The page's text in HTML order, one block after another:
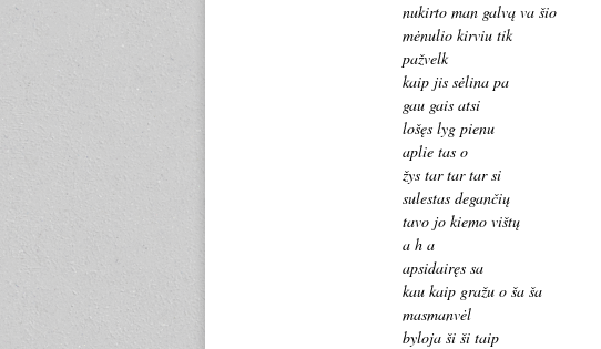
nukirto man galvą va šio
mėnulio kirviu tik
pažvelk
kaip jis sėlina pa
gau gais atsi
lošęs lyg pienu
aplie tas o
žys tar tar tar si
sulestas degančių
tavo jo kiemo vištų
a h a
apsidairęs sa
kau kaip gražu o ša ša
masmanvėl
byloja ši ši taip